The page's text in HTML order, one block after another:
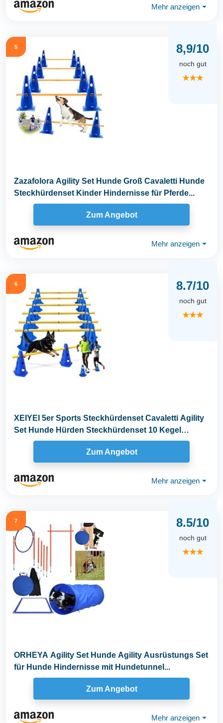
Mehr anzeigen ⏷
5 8,9/10
noch gut
★★★
Zazafolora Agility Set Hunde Groß Cavaletti Hunde
Steckhürdenset Kinder Hindernisse für Pferde...
Zum Angebot
Mehr anzeigen ⏷
6 8.7/10
noch gut
★★★
XEIYEI 5er Sports Steckhürdenset Cavaletti Agility
Set Hunde Hürden Steckhürdenset 10 Kegel
23cm...
Zum Angebot
Mehr anzeigen ⏷
7 8.5/10
noch gut
★★★
ORHEYA Agility Set Hunde Agility Ausrüstungs Set
für Hunde Hindernisse mit Hundetunnel...
Zum Angebot
Mehr anzeigen ⏷